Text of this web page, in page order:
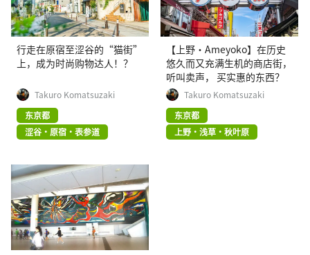
行走在原宿至涩谷的“猫街”
上，成为时尚购物达人！？
Takuro Komatsuzaki
东京都
涩谷・原宿・表参道
【上野·Ameyoko】在历史
悠久而又充满生机的商店街，
听叫卖声， 买实惠的东西？
Takuro Komatsuzaki
东京都
上野・浅草・秋叶原